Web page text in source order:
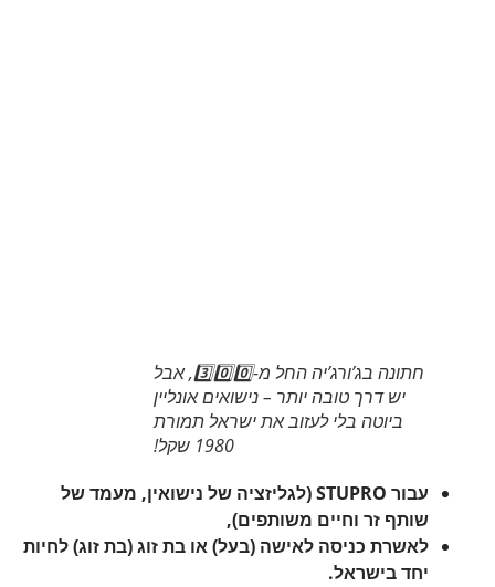
חתונה בג’ורג’יה החל מ-3️⃣0️⃣0️⃣, אבל
יש דרך טובה יותר – נישואים אונליין
ביוטה בלי לעזוב את ישראל תמורת
1980 שקל!
עבור STUPRO (לגליזציה של נישואין, מעמד של
שותף זר וחיים משותפים),
לאשרת כניסה לאישה (בעל) או בת זוג (בת זוג) לחיות
יחד בישראל.